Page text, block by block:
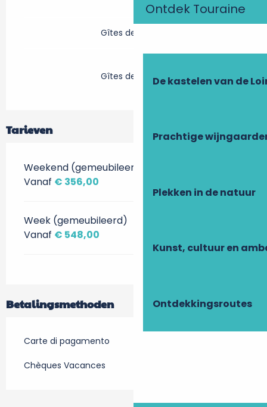
Ontdek Touraine
De kastelen van de
Prachtige
Plekken in de natuur
Kunst, cultuur en
Ontdekkingsroutes
Gîtes de France
Gîtes de France
Tarieven
Weekend (gemeubileerd)
Vanaf € 356,00
Week (gemeubileerd)
Vanaf € 548,00
Betalingsmethoden
Carte di pagamento
Chèques Vacances